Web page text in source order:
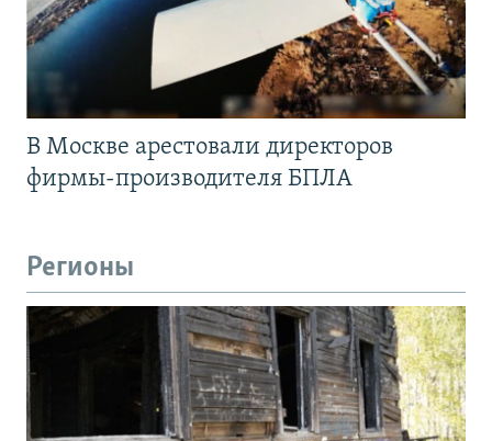
В Москве арестовали директоров
фирмы-производителя БПЛА
Регионы